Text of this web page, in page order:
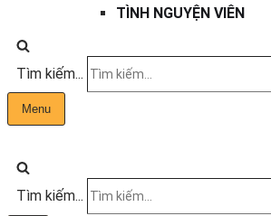
TÌNH NGUYỆN VIÊN
Tìm kiếm...
Menu
Tìm kiếm...